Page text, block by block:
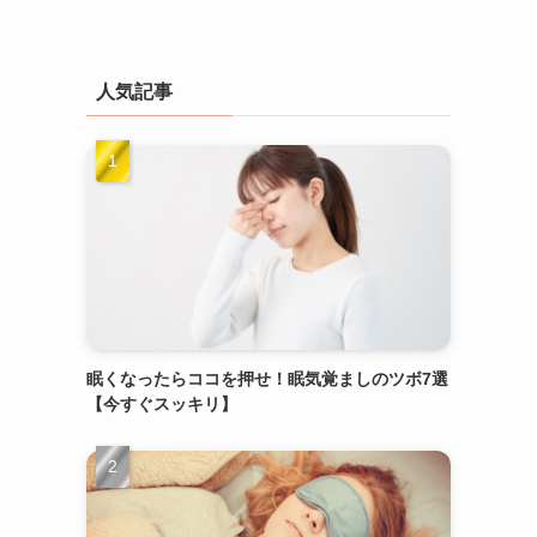
人気記事
眠くなったらココを押せ！眠気覚ましのツボ7選
【今すぐスッキリ】